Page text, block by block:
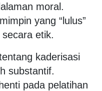
moral.
yang “lulus”
etik.
kaderisasi
substantif.
pada pelatihan